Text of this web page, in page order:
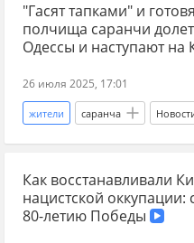
БПЛА пожар
"Гасят тапками" и
полчища саранчи
Одессы и наступают на
26 июля 2025, 17:01
жители саранча
Главные новости Одесса
Украина.ру Украина
Как восстанавливали
нацистской оккупации:
80-летию Победы